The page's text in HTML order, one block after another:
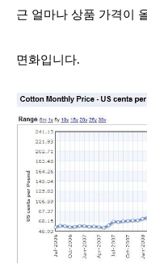
근 얼마나 상품 가격이
면화입니다.